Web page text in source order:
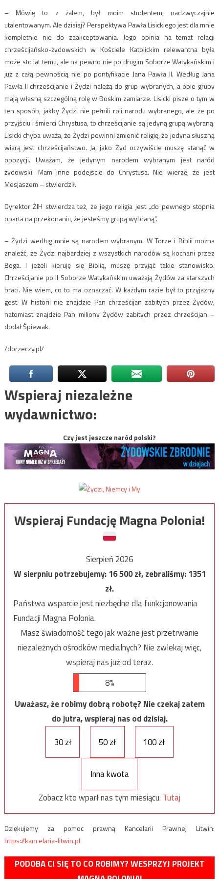
– Mówię to z żalem, był moim studentem, nadzwyczajnie
utalentowanym. Ale dzisiaj? Perspektywa Pawła Lisickiego jest dla mnie
kompletnie nie do zaakceptowania. Jego opinia na temat relacji
chrześcijańsko-żydowskich w Kościele Katolickim relewantna była
może sto lat temu, ale na pewno nie po drugim Soborze Watykańskim i
już z całą pewnością nie po pontyfikacie Jana Pawła II. Według Jana
Pawła II chrześcijanie i Żydzi należą do grup wybranych, a obie grupy
mają własną szczególną rolę w Boskim zamiarze. Lisicki pisze o tym w
ten sposób, jakby Żydzi nie pełnili roli narodu wybranego, ale że po
przyjściu i śmierci Chrystusa, to chrześcijanie są jedyną grupą wybraną.
Lisicki chyba uważa, że Żydzi powinni zmienić religię, że jedyna słuszną
wiarą jest chrześcijaństwo. Ja, jako Żyd oczywiście muszę stanąć w
opozycji. Uważam, że jedynym narodem wybranym jest naród
żydowski. Mam inne podejście do Chrystusa. Nie wierzę, że jest
Mesjaszem – stwierdził.
Dyrektor ŻIH stwierdza też, że jego religia jest „do pewnego stopnia
oparta na przekonaniu, że jesteśmy grupą wybraną”.
– Żydzi według mnie są narodem wybranym. W Torze i Biblii można
znaleźć, że Żydzi najbardziej z wszystkich narodów są kochani przez
Boga. I jeżeli kieruję się Biblią, muszę przyjąć takie stanowisko.
Chrześcijanie po II Soborze Watykańskim uważają Żydów za starszych
braci. Nie wiem, co to ma oznaczać. W każdym razie był to przyjazny
gest. W historii nie znajdzie Pan chrześcijan zabitych przez Żydów,
natomiast znajdzie Pan miliony Żydów zabitych przez chrześcijan –
dodał Śpiewak.
/dorzeczy.pl/
Wspieraj niezależne
wydawnictwo:
Czy jest jeszcze naród polski?
Wspieraj Fundację Magna Polonia!
Sierpień 2026
W sierpniu potrzebujemy:16 500zł, zebraliśmy:1351
zł.
Państwa wsparcie jest niezbędne dla funkcjonowania
Fundacji Magna Polonia.
Masz świadomość tego jak ważne jest przetrwanie
niezależnych ośrodków medialnych? Nie zwlekaj więc,
wspieraj nas już od teraz.
8%
Uważasz, że robimy dobrą robotę? Nie czekaj zatem
do jutra, wspieraj nas od dzisiaj.
30 zł
50 zł 100 zł
Inna kwota
Zobacz kto wparł nas tym miesiącu: Tutaj
Dziękujemy za pomoc prawną Kancelarii Prawnej Litwin:
https://kancelaria-litwin.pl
PODOBA CI SIĘ TO CO ROBIMY? WESPRZYJ PROJEKT